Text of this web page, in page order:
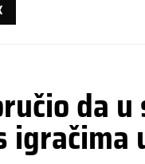
da
igračima